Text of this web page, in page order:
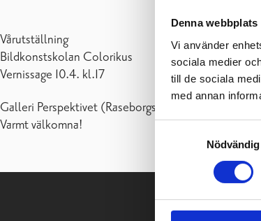
Denna
Vi använder
sociala medier
till de sociala
med annan
Nödvändig
Vårutställning
Bildkonstskolan Colorikus
Vernissage 10.4. kl.17
Galleri Perspektivet (Raseborgsvägen 8/ Ekenäs
Varmt välkomna!